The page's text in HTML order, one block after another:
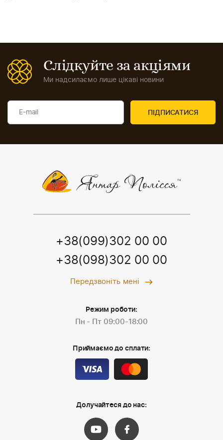
Слідкуйте за акціями
Ми надсилаємо лише цікаві новини
+38(099)302 00 00
+38(098)302 00 00
Передзвоніть мені
Режим роботи:
Пн - Пт 09:00-18:00
Приймаємо до сплати:
Долучайтеся до нас: